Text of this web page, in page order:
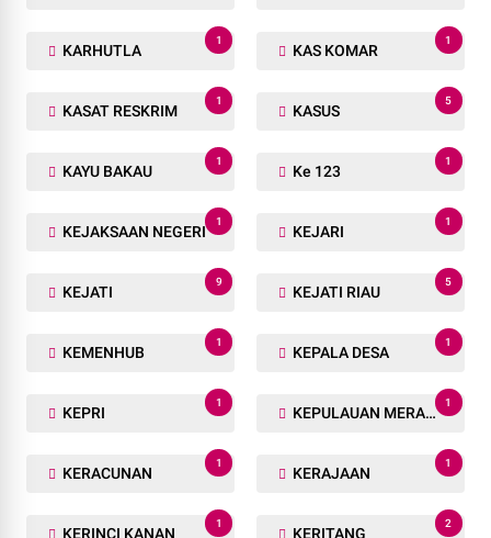
KARHUTLA
1
KAS KOMAR
1
KASAT RESKRIM
1
KASUS
5
KAYU BAKAU
1
Ke 123
1
KEJAKSAAN NEGERI
1
KEJARI
1
KEJATI
9
KEJATI RIAU
5
KEMENHUB
1
KEPALA DESA
1
KEPRI
1
KEPULAUAN MERANTI
1
KERACUNAN
1
KERAJAAN
1
KERINCI KANAN
1
KERITANG
2